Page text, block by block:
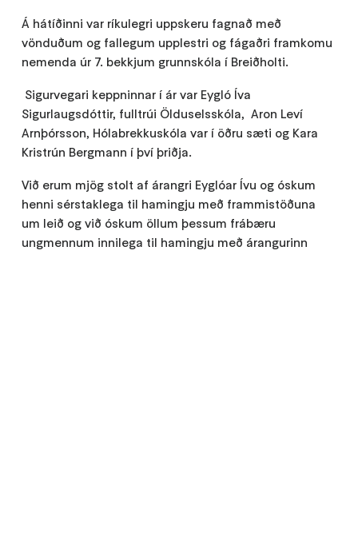
Á hátíðinni var ríkulegri uppskeru fagnað með
vönduðum og fallegum upplestri og fágaðri framkomu
nemenda úr 7. bekkjum grunnskóla í Breiðholti.
Sigurvegari keppninnar í ár var Eygló Íva
Sigurlaugsdóttir, fulltrúi Ölduselsskóla, Aron Leví
Arnþórsson, Hólabrekkuskóla var í öðru sæti og Kara
Kristrún Bergmann í því þriðja.
Við erum mjög stolt af árangri Eyglóar Ívu og óskum
henni sérstaklega til hamingju með frammistöðuna
um leið og við óskum öllum þessum frábæru
ungmennum innilega til hamingju með árangurinn